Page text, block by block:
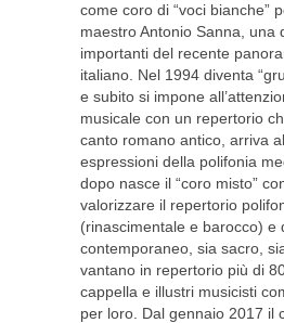
come coro di “voci bianche”
maestro Antonio Sanna, una
importanti del recente
italiano. Nel 1994 diventa
e subito si impone
musicale con un repertorio
canto romano antico, arriva
espressioni della polifonia
dopo nasce il “coro misto”
valorizzare il repertorio
(rinascimentale e barocco) e
contemporaneo, sia sacro,
vantano in repertorio più di
cappella e illustri musicisti
per loro. Dal gennaio 2017 il